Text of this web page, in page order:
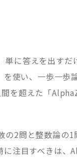
に答えを出すだ
使い、一歩一歩
を超えた「
の2問と整数論の
に注目すべきは